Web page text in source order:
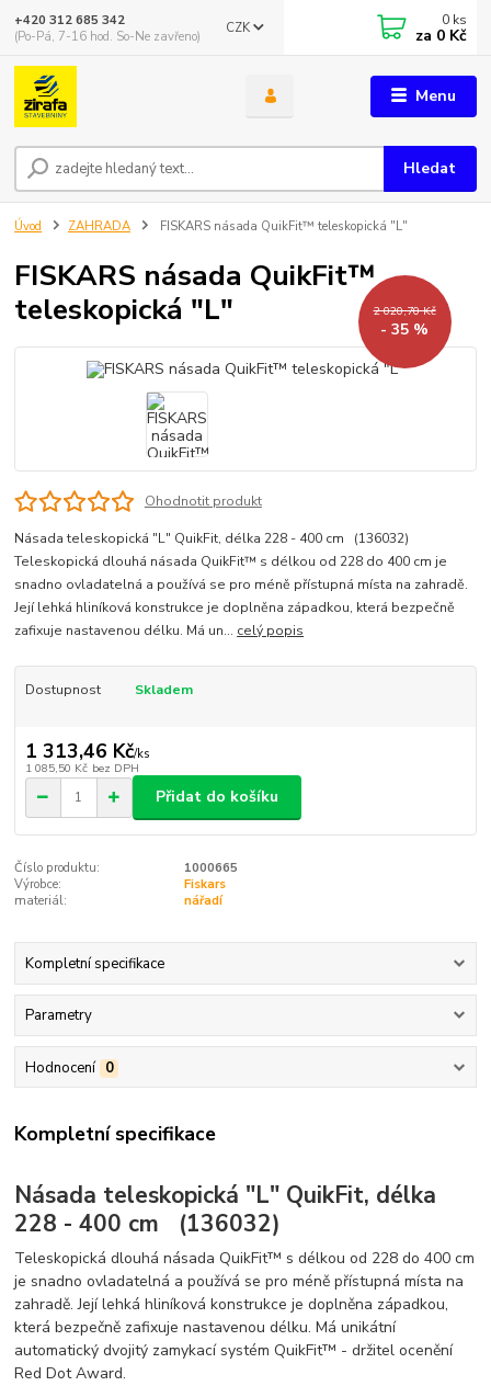
Menu
CZK
Hledat
+420 312 685 342
(Po-Pá, 7-16 hod. So-Ne zavřeno)
0 ks
za 0 Kč
Úvod ZAHRADA FISKARS násada QuikFit™ teleskopická "L"
FISKARS násada QuikFit™
teleskopická "L"
2 020,70 Kč
- 35 %
Ohodnotit produkt
Násada teleskopická "L" QuikFit, délka 228 - 400 cm (136032)
Teleskopická dlouhá násada QuikFit™ s délkou od 228 do 400 cm je
snadno ovladatelná a používá se pro méně přístupná místa na zahradě.
Její lehká hliníková konstrukce je doplněna západkou, která bezpečně
zafixuje nastavenou délku. Má un... celý popis
Dostupnost Skladem
1 313,46 Kč/ks
1 085,50 Kč bez DPH
Přidat do košíku
Číslo produktu:
1000665
Výrobce:
Fiskars
materiál:
nářadí
Kompletní specifikace
Parametry
Hodnocení 0
Kompletní specifikace
Násada teleskopická "L" QuikFit, délka
228 - 400 cm (136032)
Teleskopická dlouhá násada QuikFit™ s délkou od 228 do 400 cm
je snadno ovladatelná a používá se pro méně přístupná místa na
zahradě. Její lehká hliníková konstrukce je doplněna západkou,
která bezpečně zafixuje nastavenou délku. Má unikátní
automatický dvojitý zamykací systém QuikFit™ - držitel ocenění
Red Dot Award.